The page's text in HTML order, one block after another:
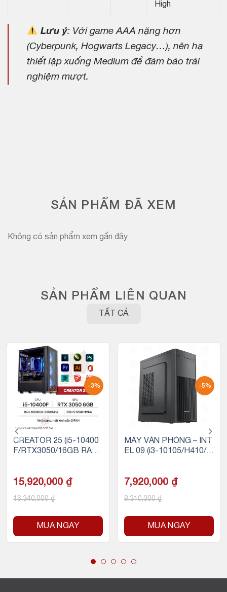
High
Lưu ý: Với game AAA nặng hơn
(Cyberpunk, Hogwarts Legacy…), nên hạ
thiết lập xuống Medium để đảm bảo trải
nghiệm mượt.
SẢN PHẨM ĐÃ XEM
Không có sản phẩm xem gần đây
SẢN PHẨM LIÊN QUAN
TẤT CẢ
-3%
CREATOR 25 (i5-10400
F/RTX3050/16GB RAM/
15,920,000 ₫
16,340,000₫
MUA NGAY
-5%
MÁY VĂN PHÒNG – INT
EL 09 (i3-10105/H410/8
7,920,000 ₫
8,310,000₫
MUA NGAY